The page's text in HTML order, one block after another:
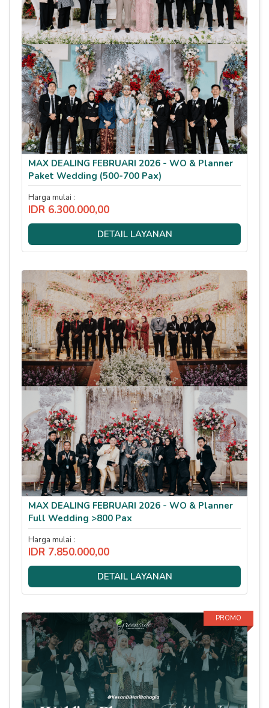
MAX DEALING FEBRUARI 2026 - WO & Planner
Paket Wedding (500-700 Pax)
Harga mulai :
IDR 6.300.000,00
DETAIL LAYANAN
MAX DEALING FEBRUARI 2026 - WO & Planner
Full Wedding >800 Pax
Harga mulai :
IDR 7.850.000,00
DETAIL LAYANAN
PROMO